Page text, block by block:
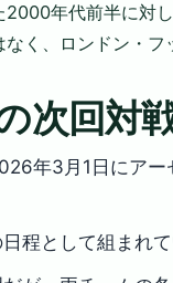
年代前半に対
く、ロンドン・フ
次回対
年3月1日にア
程として組まれて